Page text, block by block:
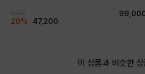
20% 47,200
이 상품과 비슷한 상